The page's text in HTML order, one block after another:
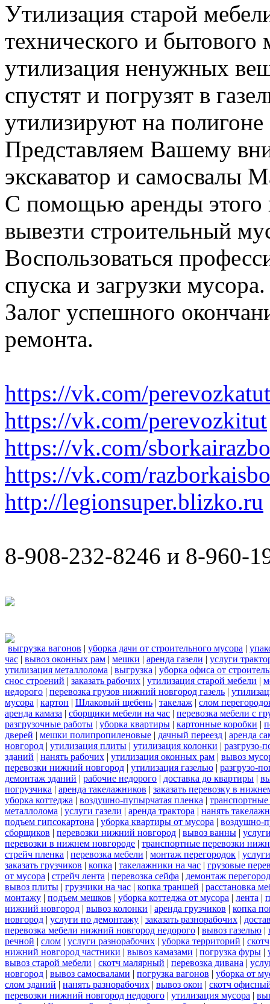
Утилизация старой
технического и
утилизация ненужных
спустят и погрузят в
утилизируют на полигоне
Представляем Вашему
экскаватор и самосвалы
С помощью аренды этого
вывезти строительный
Воспользоваться
спуска и загрузки мусора.
Залог успешного
ремонта.
https://vk.com/perevozkatut
https://vk.com/perevozkitut
https://vk.com/
https://vk.com/
http://legionsuper.blizko.ru
8-908-232-8246 и 8-960-
выгрузка вагонов | уборка дачи от строительного мусора |
час | вывоз оконных рам | мешки | аренда газели | услуги
утилизация металлолома | выгрузка | уборка офиса от
снос строений | заказать рабочих | утилизация старой мебели |
недорого | перевозка грузов нижний новгород газель |
мусора | картон | Шлаковый щебень | такелаж | слом
аренда камаза | сборщики мебели на час | перевозка мебели с
разгрузочные работы | уборка квартиры | картонные коробки |
дверей | мешки полипропиленовые | дачный переезд | аренда
новгород | утилизация плиты | утилизация колонки | разгрузо-
зданий | нанять рабочих | утилизация оконных рам | вывоз
перевозки нижний новгород | утилизация газелью | разгрузо-
демонтаж зданий | рабочие недорого | доставка до квартиры |
погрузчика | аренда такелажников | заказать перевозку в
уборка коттеджа | воздушно-пупырчатая пленка | транспортные
металлолома | услуги газели | аренда трактора | нанять
подъем гипсокартона | уборка квартиры от мусора | воздушно-
сборщиков | перевозки нижний новгород | вывоз ванны |
перевозки в нижнем новгороде | транспортные перевозки
стрейч пленка | перевозка мебели | монтаж перегородок |
заказать грузчиков | копка | такелажники на час | грузовые
от мусора | стрейч лента | перевозка сейфа | демонтаж
вывоз плиты | грузчики на час | копка траншей | расстановка
монтажу | подъем мешков | уборка коттеджа от мусора | лента |
нижний новгород | вывоз колонки | аренда грузчиков | копка
новгород | услуги по демонтажу | заказать разнорабочих |
перевозка мебели нижний новгород недорого | вывоз газелью |
речной | слом | услуги разнорабочих | уборка территорий | скотч
нижний новгород частники | вывоз камазами | погрузка фуры |
вывоз старой мебели | скотч малярный | перевозка дивана |
новгород | вывоз самосвалами | погрузка вагонов | уборка от
слом зданий | нанять разнорабочих | вывоз окон | скотч
перевозки нижний новгород недорого | утилизация мусора |